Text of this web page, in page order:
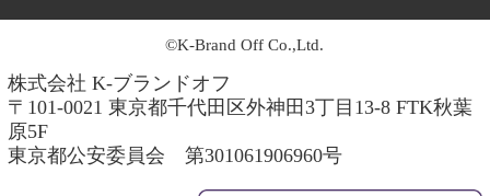
ロエベ買取
©K-Brand Off Co.,Ltd.
株式会社 K-ブランドオフ
〒101-0021 東京都千代田区外神田3丁目13-8 FTK秋葉
原5F
東京都公安委員会 第301061906960号